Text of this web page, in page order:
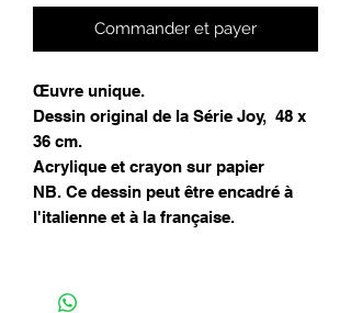
Commander et payer
Œuvre unique.
Dessin original de la Série Joy, 48 x
36 cm.
Acrylique et crayon sur papier
NB. Ce dessin peut être encadré à
l'italienne et à la française.